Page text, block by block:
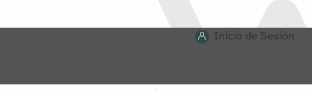
Inicio de Sesión